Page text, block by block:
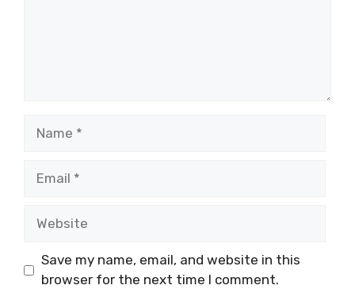
Save my name, email, and website in this
browser for the next time I comment.